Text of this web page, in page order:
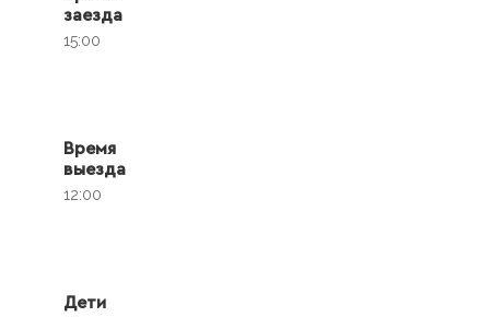
заезда
15:00
Время
выезда
12:00
Дети